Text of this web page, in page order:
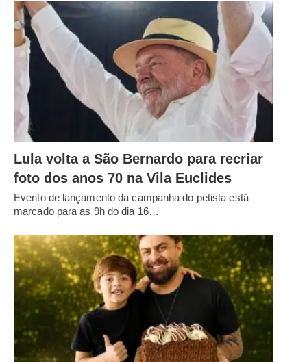
Lula volta a São Bernardo para recriar
foto dos anos 70 na Vila Euclides
Evento de lançamento da campanha do petista está
marcado para as 9h do dia 16…